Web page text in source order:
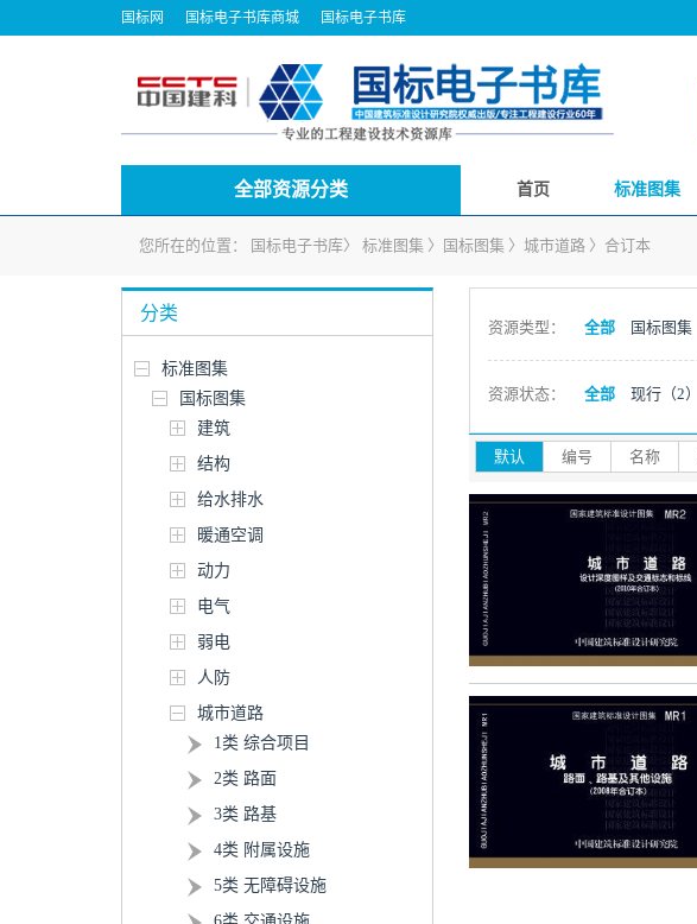
国标网 国标电子书库商城 国标电子书库
全部资源分类 首页 标准图集
您所在的位置： 国标电子书库〉 标准图集 〉 国标图集 〉 城市道路 〉 合订本
分类
标准图集
国标图集
建筑
结构
给水排水
暖通空调
动力
电气
弱电
人防
城市道路
1类 综合项目
2类 路面
3类 路基
4类 附属设施
5类 无障碍设施
资源类型： 全部 国标图集
资源状态： 全部 现行 （2）
默认 编号 名称